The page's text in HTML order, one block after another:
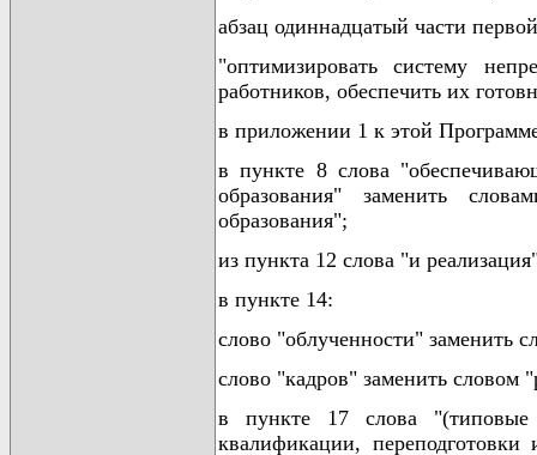
абзац одиннадцатый части
"оптимизировать систему
работников, обеспечить их
в приложении 1 к этой
в пункте 8 слова
образования" заменить
образования";
из пункта 12 слова "и
в пункте 14:
слово "облученности" заменить
слово "кадров" заменить словом
в пункте 17 слова
квалификации,